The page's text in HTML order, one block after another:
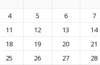
4 5 6 7
11 12 13 14
18 19 20 21
25 26 27 28